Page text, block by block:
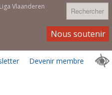
Vlaanderen Rechercher
Nous soutenir
Devenir membre